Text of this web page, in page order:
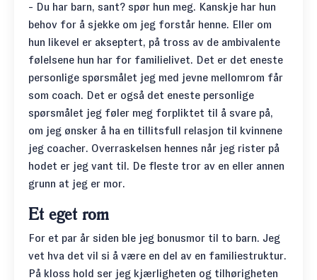
- Du har barn, sant? spør hun meg. Kanskje har hun
behov for å sjekke om jeg forstår henne. Eller om
hun likevel er akseptert, på tross av de ambivalente
følelsene hun har for familielivet. Det er det eneste
personlige spørsmålet jeg med jevne mellomrom får
som coach. Det er også det eneste personlige
spørsmålet jeg føler meg forpliktet til å svare på,
om jeg ønsker å ha en tillitsfull relasjon til kvinnene
jeg coacher. Overraskelsen hennes når jeg rister på
hodet er jeg vant til. De fleste tror av en eller annen
grunn at jeg er mor.
Et eget rom
For et par år siden ble jeg bonusmor til to barn. Jeg
vet hva det vil si å være en del av en familiestruktur.
På kloss hold ser jeg kjærligheten og tilhørigheten